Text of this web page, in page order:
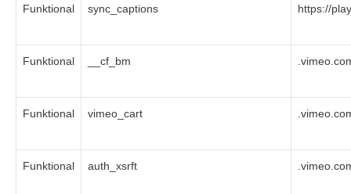
Funktional sync_captions https://
Funktional __cf_bm
Funktional vimeo_cart
Funktional auth_xsrft